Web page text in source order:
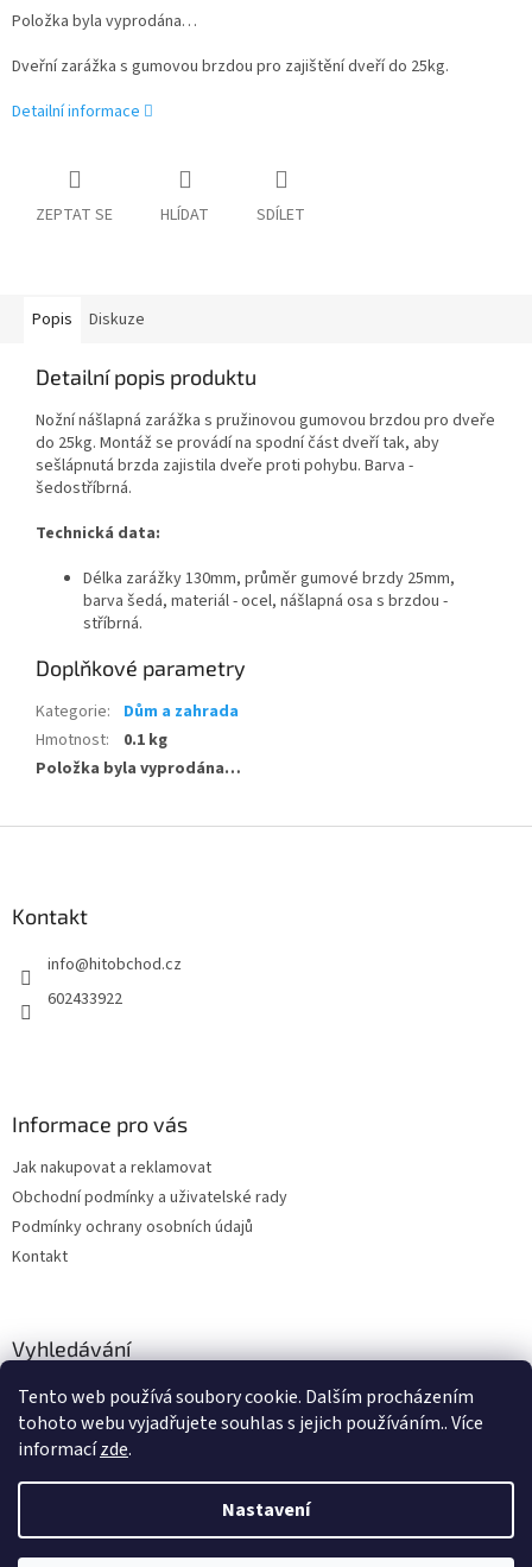
Tento web používá soubory cookie. Dalším procházením
tohoto webu vyjadřujete souhlas s jejich používáním.. Více
informacízde.
Nastavení
Položka byla vyprodána…
Dveřní zarážka s gumovou brzdou pro zajištění dveří do 25kg.
Detailní informace
ZEPTAT SE HLÍDAT SDÍLET
Popis Diskuze
Detailní popis produktu
Nožní nášlapná zarážka s pružinovou gumovou brzdou pro dveře
do 25kg. Montáž se provádí na spodní část dveří tak, aby
sešlápnutá brzda zajistila dveře proti pohybu. Barva -
šedostříbrná.
Technická data:
Délka zarážky 130mm, průměr gumové brzdy 25mm,
barva šedá, materiál - ocel, nášlapná osa s brzdou -
stříbrná.
Doplňkové parametry
Kategorie:
Dům a zahrada
Hmotnost:
0.1 kg
Položka byla vyprodána…
Kontakt
info@hitobchod.cz
602433922
Informace pro vás
Jak nakupovat a reklamovat
Obchodní podmínky a uživatelské rady
Podmínky ochrany osobních údajů
Kontakt
Vyhledávání
HLEDAT
Vytvořil Shoptet